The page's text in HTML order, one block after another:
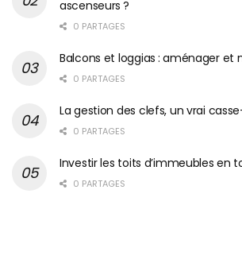
ascenseurs ?
0 PARTAGES
Balcons et loggias : aménager et
0 PARTAGES
La gestion des clefs, un vrai
0 PARTAGES
Investir les toits d’immeubles en
0 PARTAGES